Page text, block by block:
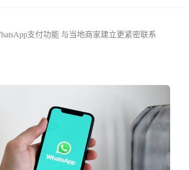
支付功能 与当地商家建立更紧密联系